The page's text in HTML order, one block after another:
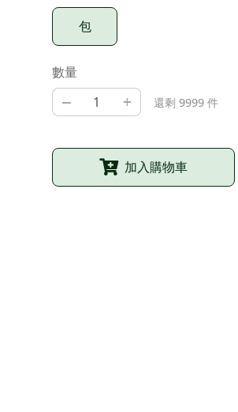
包
數量
– + 還剩 9999 件
加入購物車